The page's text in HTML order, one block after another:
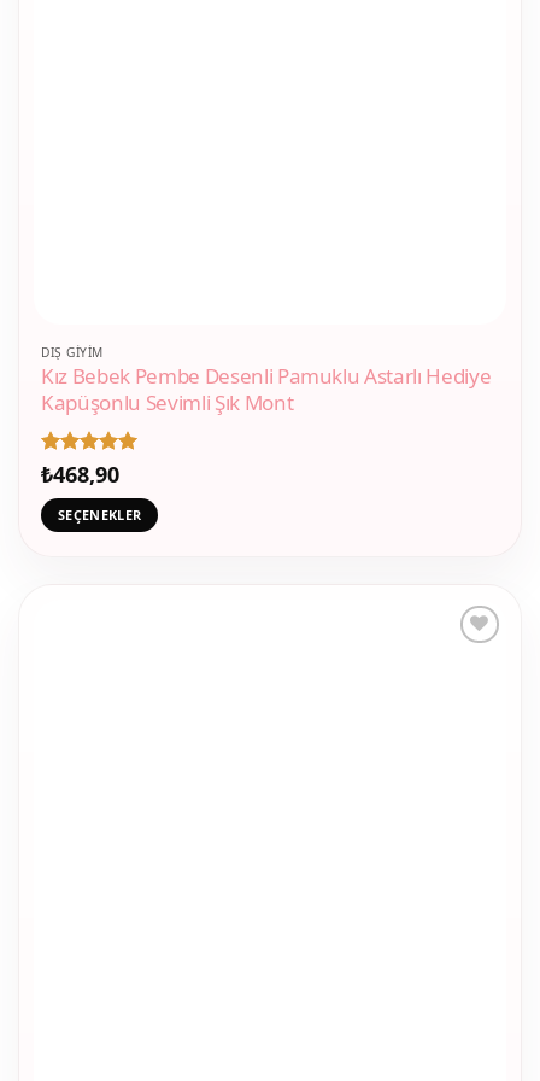
DIŞ GIYIM
Kız Bebek Pembe Desenli Pamuklu Astarlı Hediye
Kapüşonlu Sevimli Şık Mont
5 üzerinden
5 oy aldı
₺468,90
SEÇENEKLER
Bu
ürünün
birden
fazla
varyasyonu
var.
Seçenekler
ürün